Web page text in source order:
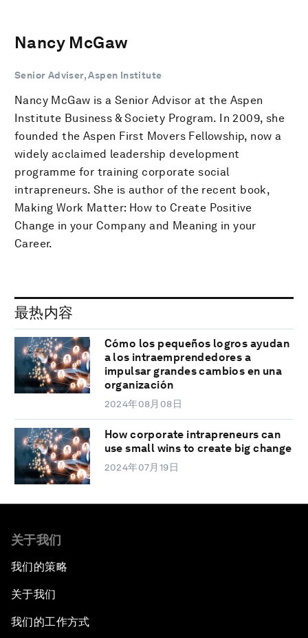
Nancy McGaw
Senior Adviser, Aspen Institute
Nancy McGaw is a Senior Advisor at the Aspen
Institute Business & Society Program. In 2009, she
founded the Aspen First Movers Fellowship, now a
widely acclaimed leadership development
programme for training corporate social
intrapreneurs. She is author of the recent book,
Making Work Matter: How to Create Positive
Change in your Company and Meaning in your
Career.
最热内容
Cómo los pequeños logros ayudan
a los intraemprendedores a
impulsar grandes cambios en una
organización
2024年08月08日
How corporate intrapreneurs can
use small wins to create big change
2024年07月19日
关于我们
我们的策略
关于我们
我们的工作方式